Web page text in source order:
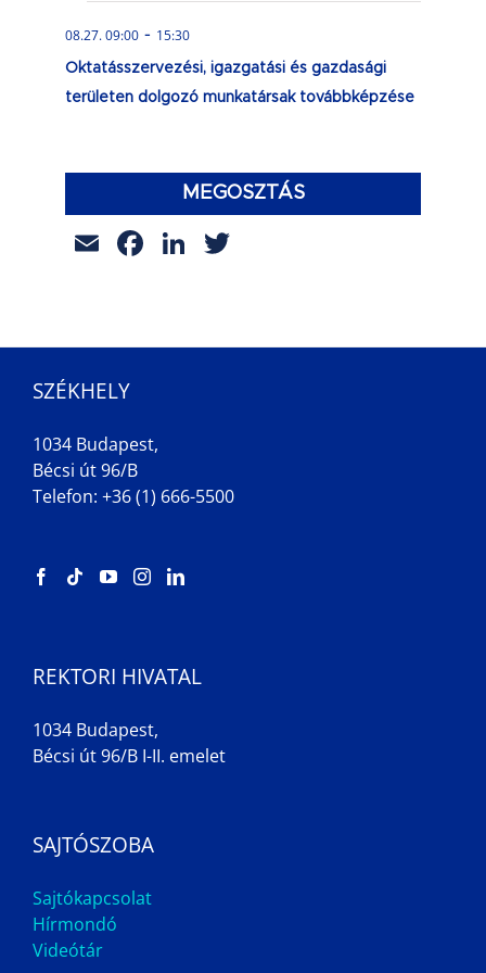
08.27. 09:00 - 15:30
Oktatásszervezési, igazgatási és gazdasági
területen dolgozó munkatársak továbbképzése
MEGOSZTÁS
EmailFacebook
LinkedIn
SZÉKHELY
1034 Budapest,
Bécsi út 96/B
Telefon: +36 (1) 666-5500
REKTORI HIVATAL
1034 Budapest,
Bécsi út 96/B I-II. emelet
SAJTÓSZOBA
Sajtókapcsolat
Hírmondó
Videótár